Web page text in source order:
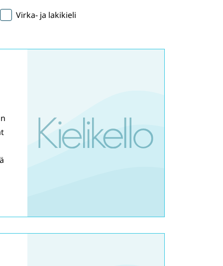
Virka- ja lakikieli